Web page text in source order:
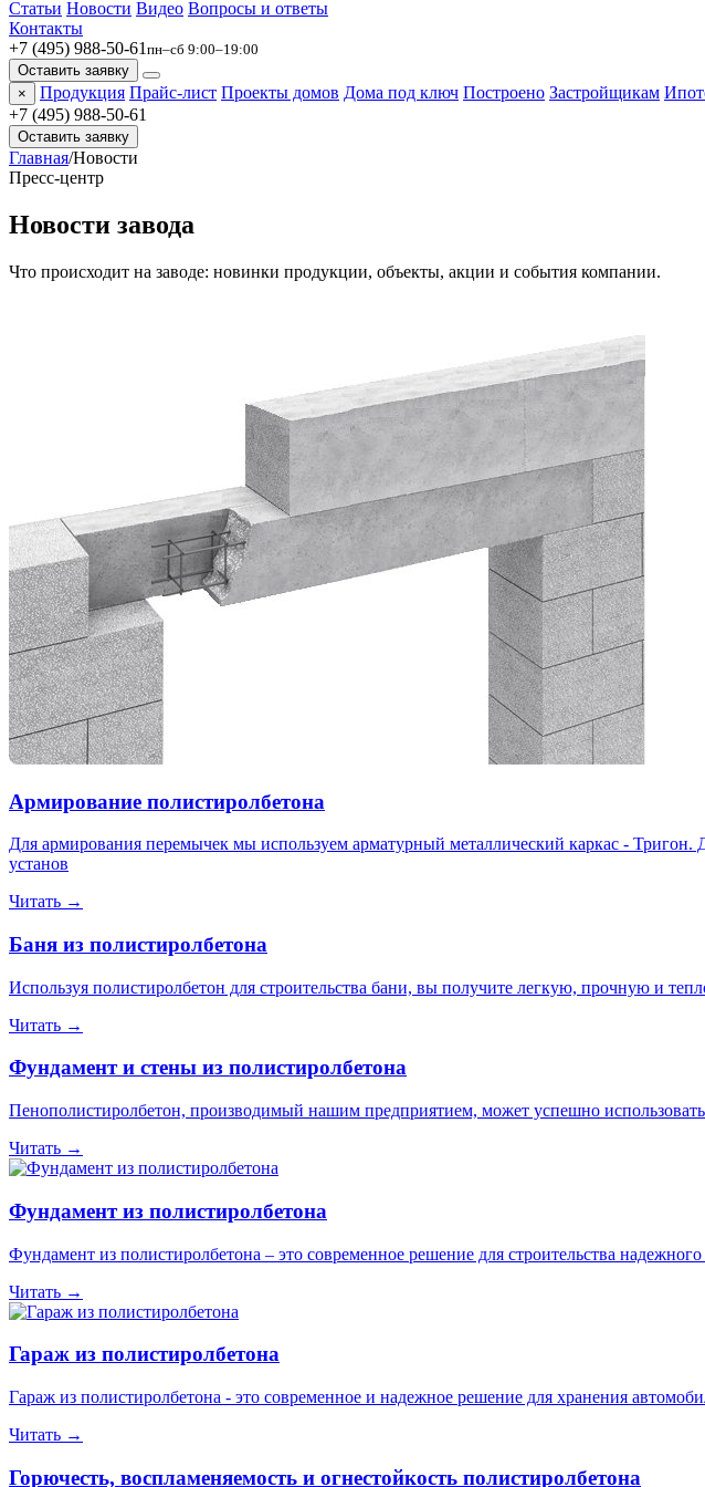
Статьи Новости Видео Вопросы и ответы
Контакты
+7 (495) 988-50-61 пн–сб 9:00–19:00
Оставить заявку
×
Продукция Прайс-лист Проекты домов Дома под ключ Построено Застройщикам
+7 (495) 988-50-61
Оставить заявку
Главная/Новости
Пресс-центр
Новости завода
Что происходит на заводе: новинки продукции, объекты, акции и события компании.
Армирование полистиролбетона
Для армирования перемычек мы используем арматурный металлический каркас -
установ
Читать →
Баня из полистиролбетона
Используя полистиролбетон для строительства бани, вы получите легкую, прочную и
Читать →
Фундамент и стены из полистиролбетона
Пенополистиролбетон, производимый нашим предприятием, может успешно
Читать →
Фундамент из полистиролбетона
Фундамент из полистиролбетона – это современное решение для строительства
Читать →
Гараж из полистиролбетона
Гараж из полистиролбетона - это современное и надежное решение для хранения
Читать →
Горючесть, воспламеняемость и огнестойкость полистиролбетона